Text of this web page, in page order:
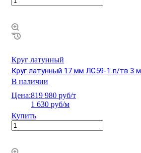
Круг латунный
Круг латунный 17 мм ЛС59-1 п/тв 3 м
В наличии
Цена:819 980 руб/т
1 630 руб/м
Купить